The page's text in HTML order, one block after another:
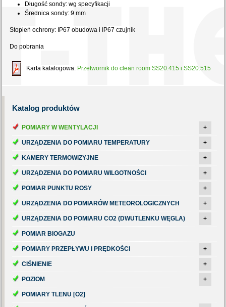
Długość sondy: wg specyfikacji
Średnica sondy: 9 mm
Stopień ochrony: IP67 obudowa i IP67 czujnik
Do pobrania
Karta katalogowa: Przetwornik do clean room SS20.415 i SS20.515
Katalog produktów
POMIARY W WENTYLACJI +
URZĄDZENIA DO POMIARU TEMPERATURY +
KAMERY TERMOWIZYJNE +
URZĄDZENIA DO POMIARU WILGOTNOŚCI +
POMIAR PUNKTU ROSY +
URZĄDZENIA DO POMIARÓW METEOROLOGICZNYCH +
URZĄDZENIA DO POMIARU CO2 (DWUTLENKU WĘGLA) +
POMIAR BIOGAZU
POMIARY PRZEPŁYWU I PRĘDKOŚCI +
CIŚNIENIE +
POZIOM +
POMIARY TLENU [O2]